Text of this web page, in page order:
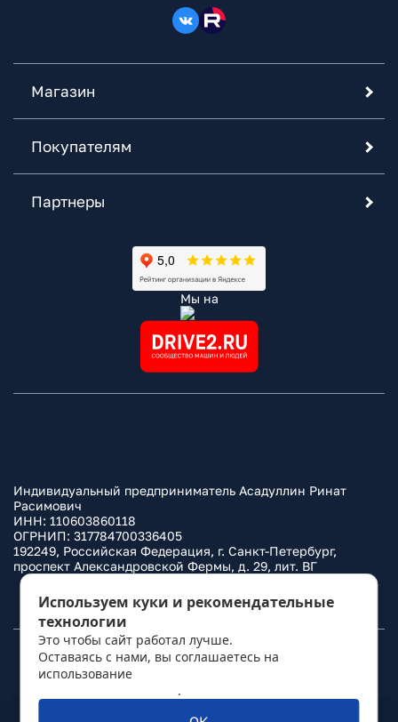
Магазин
Покупателям
Партнеры
Мы на
Индивидуальный предприниматель Асадуллин Ринат
Расимович
ИНН: 110603860118
ОГРНИП: 317784700336405
192249, Российская Федерация, г. Санкт-Петербург,
проспект Александровской Фермы, д. 29, лит. ВГ
Политика конфиденциальности
© 2010– 2026Фаркоп.ру
Используем куки и рекомендательные
технологии
Это чтобы сайт работал лучше.
Оставаясь с нами, вы соглашаетесь на
использование
.